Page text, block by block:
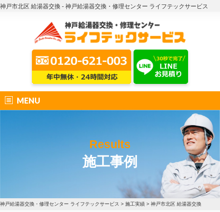
神戸市北区 給湯器交換 - 神戸給湯器交換・修理センター ライフテックサービス
MENU
Results
施工事例
神戸給湯器交換・修理センター ライフテックサービス > 施工実績 > 神戸市北区 給湯器交換